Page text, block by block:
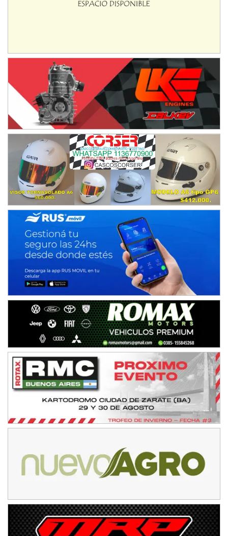
SUR SANTAFESINO - F4
José Samuel Sánchez (Tierra)
Rufino (Santa Fe)
TUCUMANO - F5
Juan Navarro (Asfalto)
El Timbó (Tucumán)